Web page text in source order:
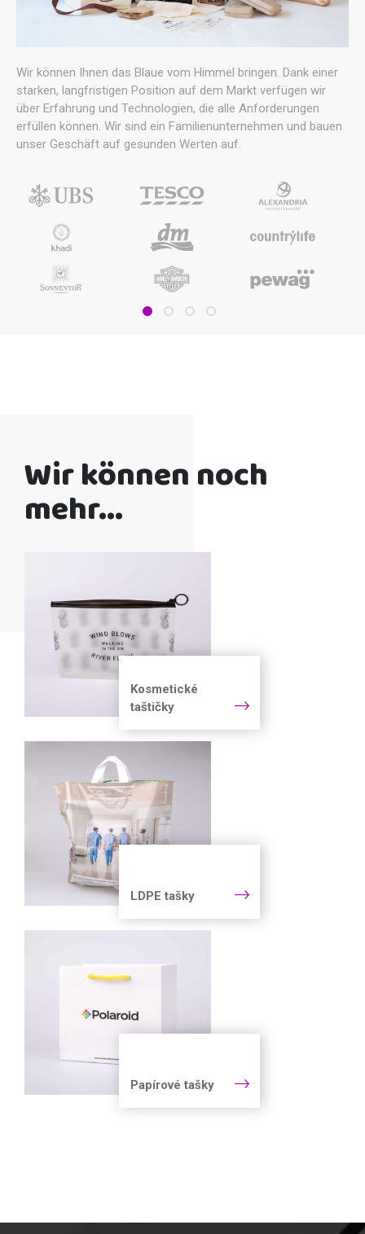
Wir können Ihnen das Blaue vom Himmel bringen. Dank einer
starken, langfristigen Position auf dem Markt verfügen wir
über Erfahrung und Technologien, die alle Anforderungen
erfüllen können. Wir sind ein Familienunternehmen und bauen
unser Geschäft auf gesunden Werten auf.
Wir können noch
mehr...
Kosmetické
taštičky
LDPE tašky
Papírové tašky